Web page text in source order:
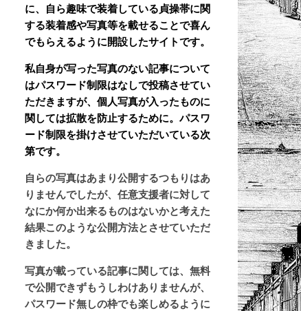
に、自ら趣味で装着している貞操帯に関
する装着感や写真等を載せることで喜ん
でもらえるように開設したサイトです。
私自身が写った写真のない記事について
はパスワード制限はなしで投稿させてい
ただきますが、個人写真が入ったものに
関しては拡散を防止するために。パスワ
ード制限を掛けさせていただいている次
第です。
自らの写真はあまり公開するつもりはあ
りませんでしたが、任意支援者に対して
なにか何か出来るものはないかと考えた
結果このような公開方法とさせていただ
きました。
写真が載っている記事に関しては、無料
で公開できずもうしわけありませんが、
パスワード無しの枠でも楽しめるように